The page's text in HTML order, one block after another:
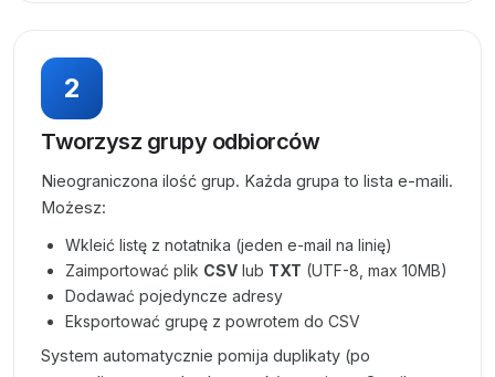
2
Tworzysz grupy odbiorców
Nieograniczona ilość grup. Każda grupa to lista e-maili.
Możesz:
Wkleić listę z notatnika (jeden e-mail na linię)
Zaimportować plik CSV lub TXT (UTF-8, max 10MB)
Dodawać pojedyncze adresy
Eksportować grupę z powrotem do CSV
System automatycznie pomija duplikaty (po